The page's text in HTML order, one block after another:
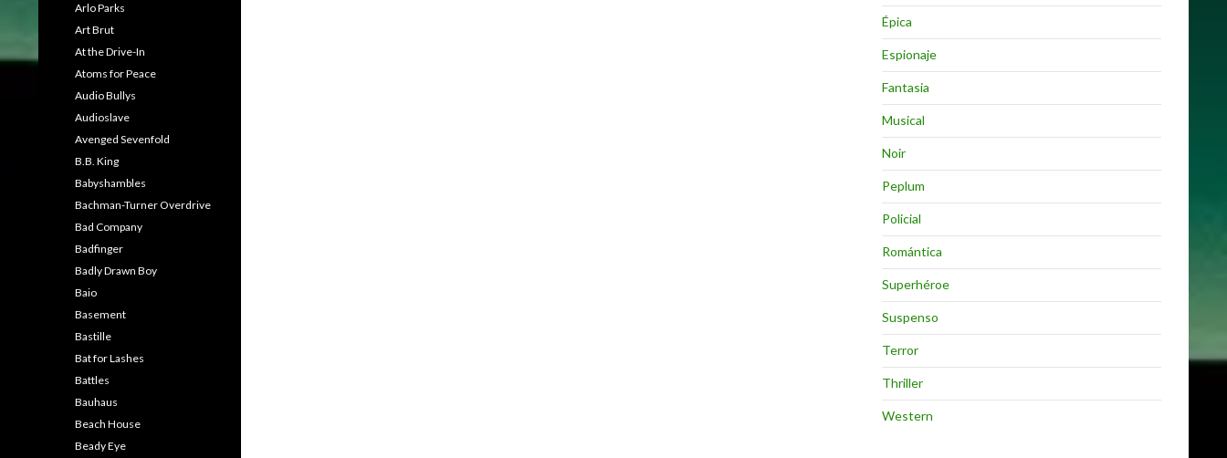
Épica
Espionaje
Fantasia
Musical
Noir
Peplum
Policial
Romántica
Superhéroe
Suspenso
Terror
Thriller
Western
Arlo Parks
Art Brut
At the Drive-In
Atoms for Peace
Audio Bullys
Audioslave
Avenged Sevenfold
B.B. King
Babyshambles
Bachman-Turner Overdrive
Bad Company
Badfinger
Badly Drawn Boy
Baio
Basement
Bastille
Bat for Lashes
Battles
Bauhaus
Beach House
Beady Eye